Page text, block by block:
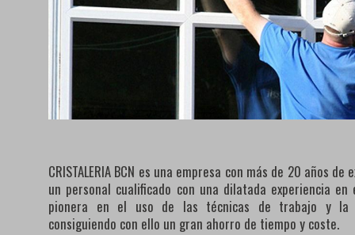
CRISTALERIA BCN es una empresa con más de 20 años
un personal cualificado con una dilatada experiencia en
pionera en el uso de las técnicas de trabajo y la
consiguiendo con ello un gran ahorro de tiempo y coste.